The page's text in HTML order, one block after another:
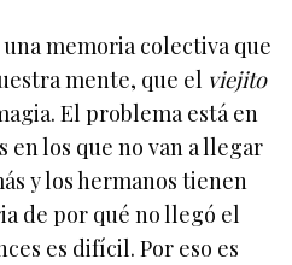
memoria colectiva que
mente, que el viejito
El problema está en
en los que no van a llegar
y los hermanos tienen
de por qué no llegó el
es difícil. Por eso es